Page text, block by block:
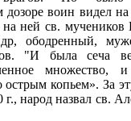
воин видел на
ней св. мучеников
ободренный,
"И была сеча
множество,
копьем». За
народ назвал св.